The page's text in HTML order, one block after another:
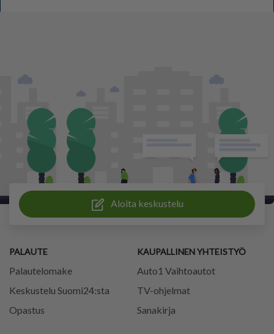
Aloita keskustelu
PALAUTE
Palautelomake
Keskustelu Suomi24:sta
Opastus
KAUPALLINEN YHTEISTYÖ
Auto1 Vaihtoautot
TV-ohjelmat
Sanakirja